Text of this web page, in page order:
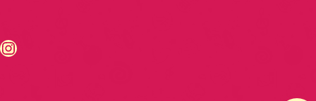
https://www.instagram.com/fmodia.cabofrio/